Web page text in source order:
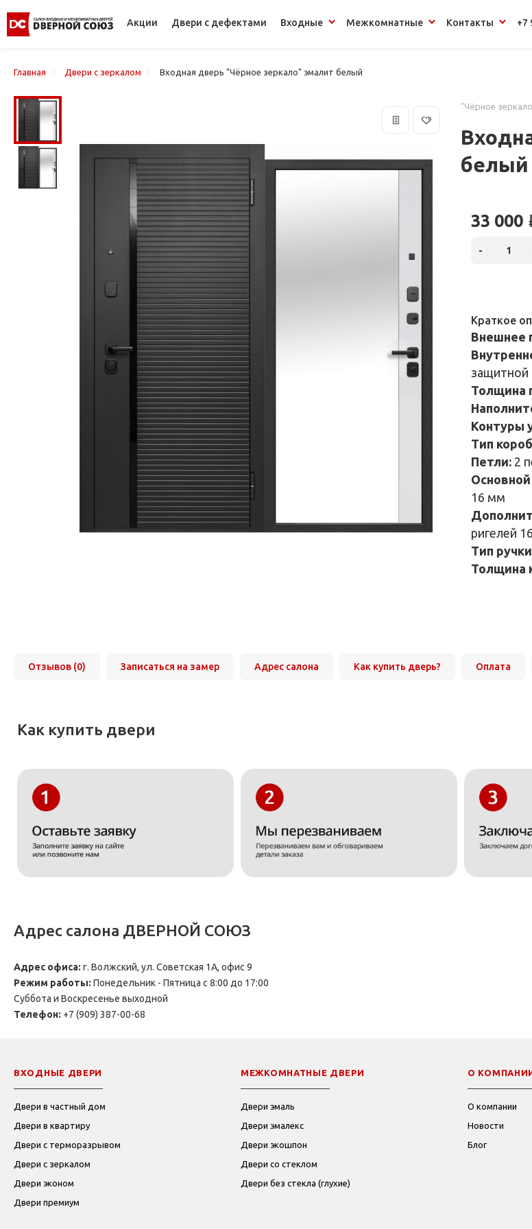
Акции Двери с дефектами Входные Межкомнатные Контакты +7
Главная Двери с зеркалом Входная дверь "Чёрное зеркало" эмалит белый
"Чёрное
белый
33 000
Краткое
Внешнее
защитной
Толщина
Контуры
Тип
Петли: 2
16 мм
ригелей
Тип
Толщина
Отзывов (0) Записаться на замер Адрес салона Как купить дверь? Оплата
Как купить двери
Адрес салона ДВЕРНОЙ СОЮЗ
Адрес офиса: г. Волжский, ул. Советская 1А, офис 9
Режим работы: Понедельник - Пятница с 8:00 до 17:00
Суббота и Воскресенье выходной
Телефон: +7 (909) 387-00-68
ВХОДНЫЕ ДВЕРИ
Двери в частный дом
Двери в квартиру
Двери с терморазрывом
Двери с зеркалом
Двери эконом
Двери премиум
МЕЖКОМНАТНЫЕ ДВЕРИ
Двери эмаль
Двери эмалекс
Двери экошпон
Двери со стеклом
Двери без стекла (глухие)
О
О компании
Новости
Блог